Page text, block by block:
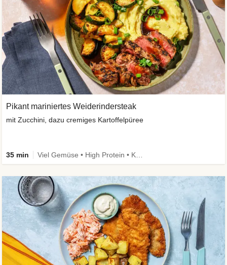
Pikant mariniertes Weiderindersteak
mit Zucchini, dazu cremiges Kartoffelpüree
35 min